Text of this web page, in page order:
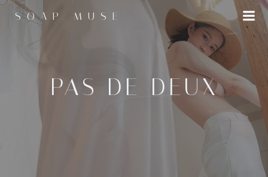
コ
へ
ス
SOAP MUSE
PAS DE DEUX